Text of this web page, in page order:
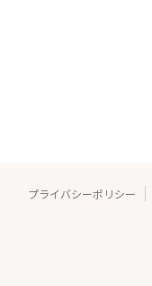
プライバシーポリシー